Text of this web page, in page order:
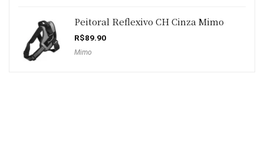
Peitoral Reflexivo CH Cinza Mimo
R$89.90
Mimo